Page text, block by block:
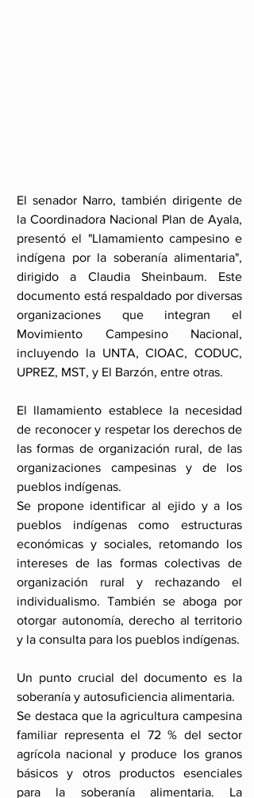
El senador Narro, también dirigente de
la Coordinadora Nacional Plan de Ayala,
presentó el "Llamamiento campesino e
indígena por la soberanía alimentaria",
dirigido a Claudia Sheinbaum. Este
documento está respaldado por diversas
organizaciones que integran el
Movimiento Campesino Nacional,
incluyendo la UNTA, CIOAC, CODUC,
UPREZ, MST, y El Barzón, entre otras.
El llamamiento establece la necesidad
de reconocer y respetar los derechos de
las formas de organización rural, de las
organizaciones campesinas y de los
pueblos indígenas.
Se propone identificar al ejido y a los
pueblos indígenas como estructuras
económicas y sociales, retomando los
intereses de las formas colectivas de
organización rural y rechazando el
individualismo. También se aboga por
otorgar autonomía, derecho al territorio
y la consulta para los pueblos indígenas.
Un punto crucial del documento es la
soberanía y autosuficiencia alimentaria.
Se destaca que la agricultura campesina
familiar representa el 72 % del sector
agrícola nacional y produce los granos
básicos y otros productos esenciales
para la soberanía alimentaria. La